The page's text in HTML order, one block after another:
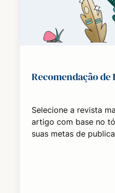
Recomendação de
Selecione a revista
artigo com base no
suas metas de